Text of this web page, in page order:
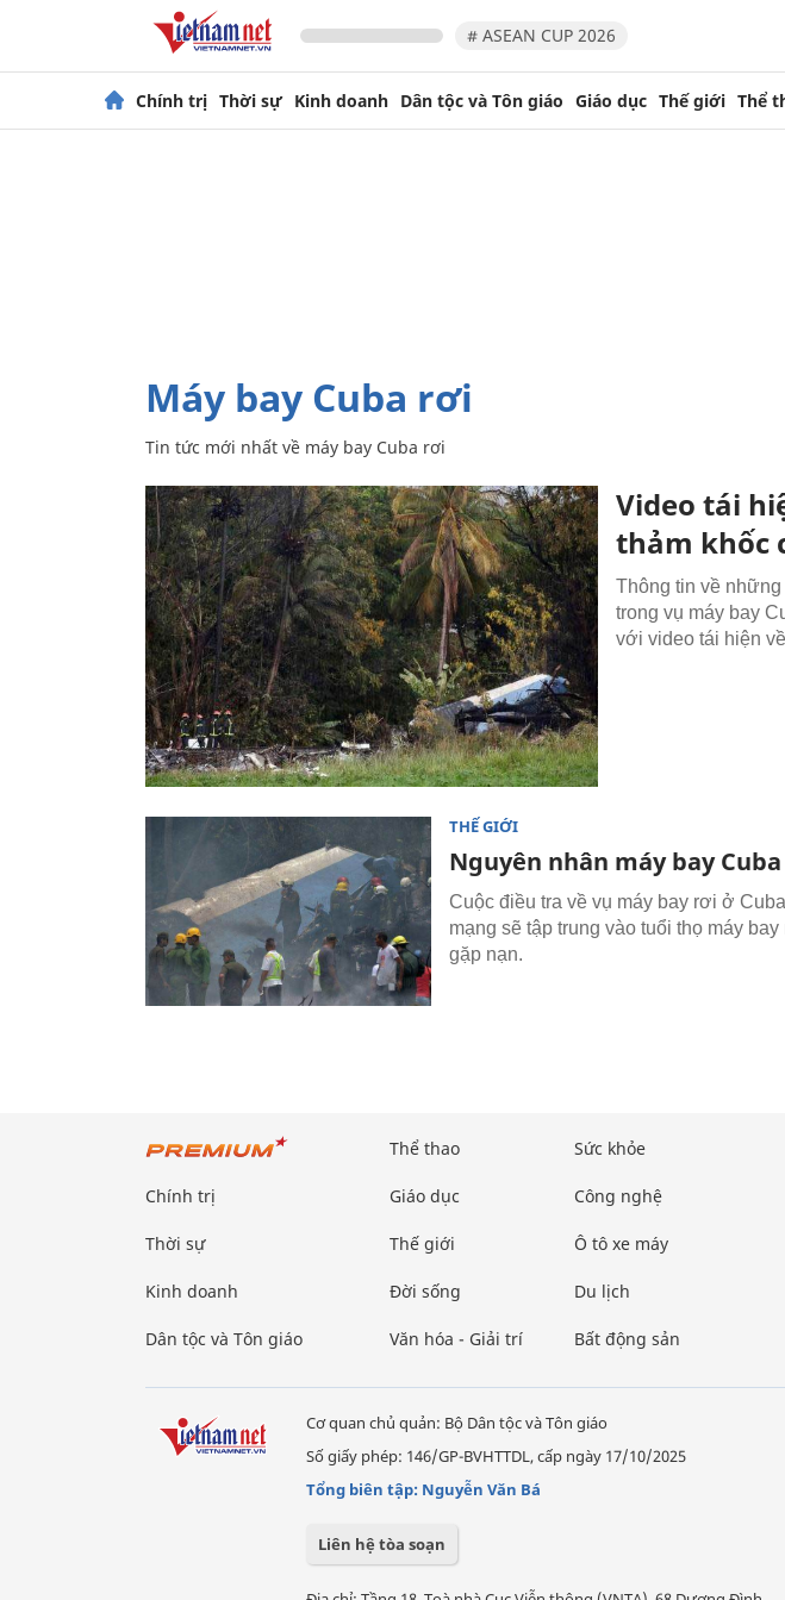
# ASEAN CUP 2026
Chính trị Thời sự Kinh doanh Dân tộc và Tôn giáo Giáo dục Thế giới Thể
máy bay Cuba rơi
Tin tức mới nhất về máy bay Cuba rơi
Video tái
thảm khốc
Thông tin về
trong vụ máy bay
với video tái hiện
THẾ GIỚI
Nguyên nhân máy bay
Cuộc điều tra về vụ máy bay rơi ở
mạng sẽ tập trung vào tuổi thọ máy
gặp nạn.
Chính trị
Thời sự
Kinh doanh
Dân tộc và Tôn giáo
Thể thao
Giáo dục
Thế giới
Đời sống
Văn hóa - Giải trí
Sức khỏe
Công nghệ
Ô tô xe máy
Du lịch
Bất động sản
Cơ quan chủ quản: Bộ Dân tộc và Tôn giáo
Số giấy phép: 146/GP-BVHTTDL, cấp ngày 17/10/2025
Tổng biên tập: Nguyễn Văn Bá
Liên hệ tòa soạn